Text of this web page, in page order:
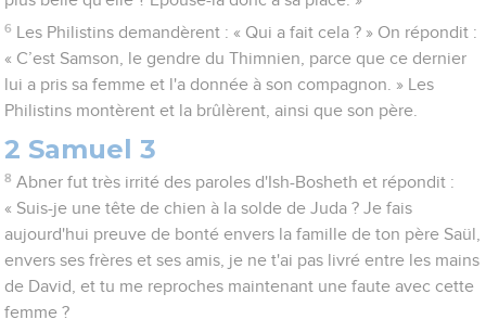
6
Les Philistins demandèrent : « Qui a fait cela ? » On répondit :
« C’est Samson, le gendre du Thimnien, parce que ce dernier
lui a pris sa femme et l'a donnée à son compagnon. » Les
Philistins montèrent et la brûlèrent, ainsi que son père.
2 Samuel 3
8 Abner fut très irrité des paroles d'Ish-Bosheth et répondit :
« Suis-je une tête de chien à la solde de Juda ? Je fais
aujourd'hui preuve de bonté envers la famille de ton père Saül,
envers ses frères et ses amis, je ne t'ai pas livré entre les mains
de David, et tu me reproches maintenant une faute avec cette
femme ?